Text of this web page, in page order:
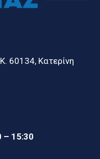
60134, Κατερίνη
– 15:30